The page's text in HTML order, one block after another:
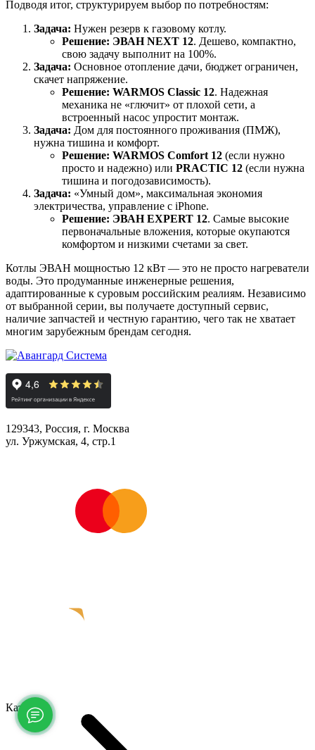
Подводя итог, структурируем выбор по потребностям:
Задача: Нужен резерв к газовому котлу.
Решение: ЭВАН NEXT 12. Дешево, компактно,
свою задачу выполнит на 100%.
Задача: Основное отопление дачи, бюджет ограничен,
скачет напряжение.
Решение: WARMOS Classic 12. Надежная
механика не «глючит» от плохой сети, а
встроенный насос упростит монтаж.
Задача: Дом для постоянного проживания (ПМЖ),
нужна тишина и комфорт.
Решение: WARMOS Comfort 12 (если нужно
просто и надежно) или PRACTIC 12 (если нужна
тишина и погодозависимость).
Задача: «Умный дом», максимальная экономия
электричества, управление с iPhone.
Решение: ЭВАН EXPERT 12. Самые высокие
первоначальные вложения, которые окупаются
комфортом и низкими счетами за свет.
Котлы ЭВАН мощностью 12 кВт — это не просто нагреватели
воды. Это продуманные инженерные решения,
адаптированные к суровым российским реалиям. Независимо
от выбранной серии, вы получаете доступный сервис,
наличие запчастей и честную гарантию, чего так не хватает
многим зарубежным брендам сегодня.
129343, Россия, г. Москва
ул. Уржумская, 4, стр.1
Каталог